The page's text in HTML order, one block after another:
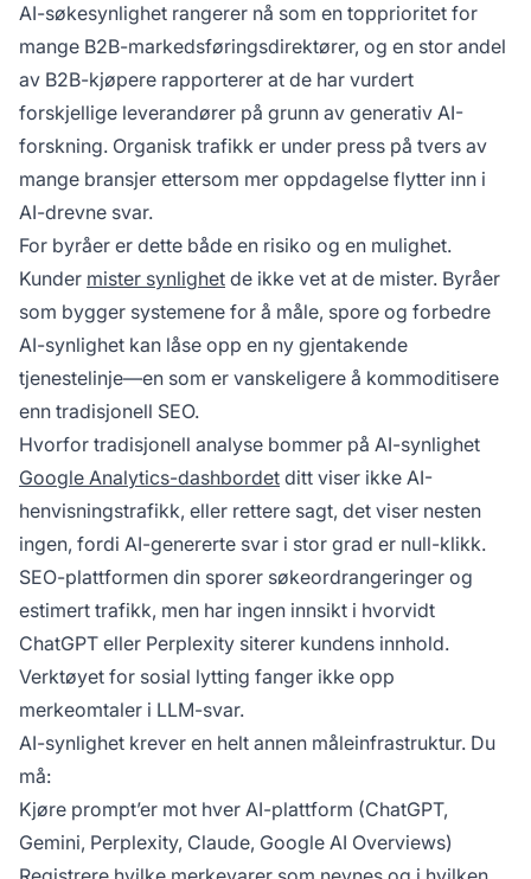
AI-søkesynlighet rangerer nå som en topprioritet for
mange B2B-markedsføringsdirektører, og en stor andel
av B2B-kjøpere rapporterer at de har vurdert
forskjellige leverandører på grunn av generativ AI-
forskning. Organisk trafikk er under press på tvers av
mange bransjer ettersom mer oppdagelse flytter inn i
AI-drevne svar.
For byråer er dette både en risiko og en mulighet.
Kunder mister synlighet de ikke vet at de mister. Byråer
som bygger systemene for å måle, spore og forbedre
AI-synlighet kan låse opp en ny gjentakende
tjenestelinje—en som er vanskeligere å kommoditisere
enn tradisjonell SEO.
Hvorfor tradisjonell analyse bommer på AI-synlighet
Google Analytics-dashbordet ditt viser ikke AI-
henvisningstrafikk, eller rettere sagt, det viser nesten
ingen, fordi AI-genererte svar i stor grad er null-klikk.
SEO-plattformen din sporer søkeordrangeringer og
estimert trafikk, men har ingen innsikt i hvorvidt
ChatGPT eller Perplexity siterer kundens innhold.
Verktøyet for sosial lytting fanger ikke opp
merkeomtaler i LLM-svar.
AI-synlighet krever en helt annen måleinfrastruktur. Du
må:
Kjøre prompt’er mot hver AI-plattform (ChatGPT,
Gemini, Perplexity, Claude, Google AI Overviews)